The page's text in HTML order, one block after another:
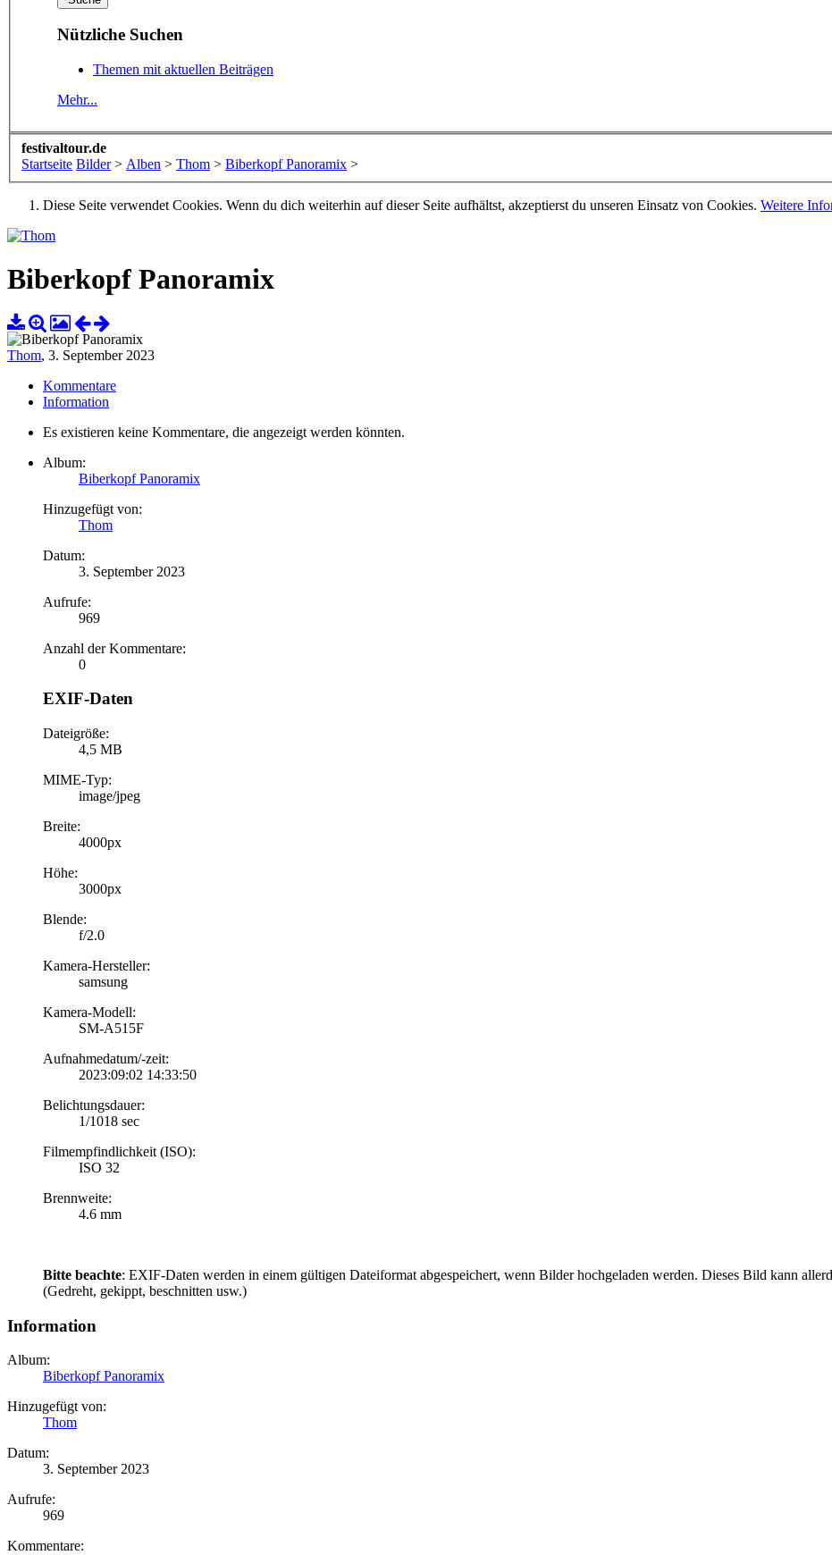
Nützliche Suchen
Themen mit aktuellen Beiträgen
Mehr...
festivaltour.de
Startseite Bilder > Alben > Thom > Biberkopf Panoramix >
Diese Seite verwendet Cookies. Wenn du dich weiterhin auf dieser Seite aufhältst, akzeptierst du unseren Einsatz von Cookies. Weitere
Biberkopf Panoramix
Thom, 3. September 2023
Kommentare
Information
Es existieren keine Kommentare, die angezeigt werden könnten.
Album:
Biberkopf Panoramix
Hinzugefügt von:
Thom
Datum:
3. September 2023
Aufrufe:
969
Anzahl der Kommentare:
0
EXIF-Daten
Dateigröße:
4,5 MB
MIME-Typ:
image/jpeg
Breite:
4000px
Höhe:
3000px
Blende:
f/2.0
Kamera-Hersteller:
samsung
Kamera-Modell:
SM-A515F
Aufnahmedatum/-zeit:
2023:09:02 14:33:50
Belichtungsdauer:
1/1018 sec
Filmempfindlichkeit (ISO):
ISO 32
Brennweite:
4.6 mm
Bitte beachte: EXIF-Daten werden in einem gültigen Dateiformat abgespeichert, wenn Bilder hochgeladen werden. Dieses Bild kann
(Gedreht, gekippt, beschnitten usw.)
Information
Album:
Biberkopf Panoramix
Hinzugefügt von:
Thom
Datum:
3. September 2023
Aufrufe:
969
Kommentare: